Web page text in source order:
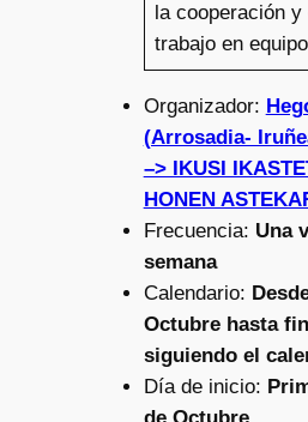
la cooperación y
trabajo en
Organizador:
(Arrosadia-
–> IKUSI
HONEN
Frecuencia: Una
semana
Calendario:
Octubre hasta
siguiendo el
Día de inicio: